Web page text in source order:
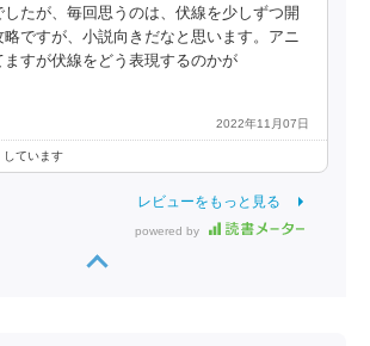
したが、毎回思うのは、伏線を少しずつ開
ですが、小説向きだなと思います。アニ
ますが伏線をどう表現するのかが
2022年11月07日
しています
レビューをもっと見る
powered by